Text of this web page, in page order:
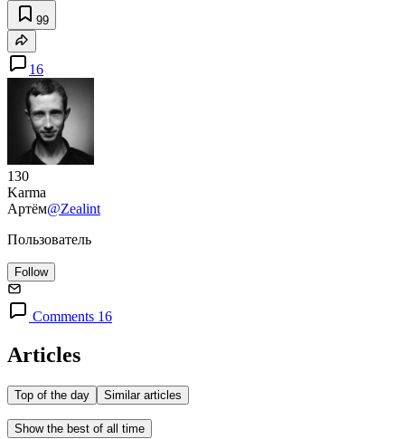
99
16
130
Karma
Артём@Zealint
Пользователь
Follow
Comments 16
Articles
Top of the day Similar articles
Show the best of all time